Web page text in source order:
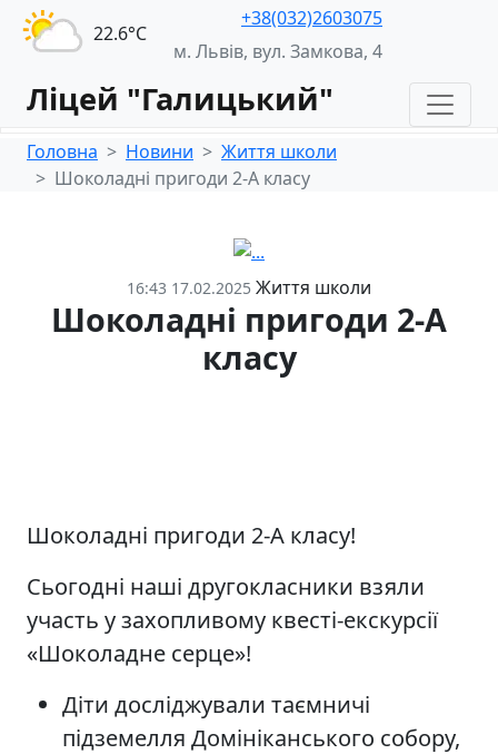
22.6°С
+38(032)2603075
м. Львів, вул. Замкова, 4
Ліцей "Галицький"
Головна Новини
Життя школи
Шоколадні пригоди 2-А класу
16:43 17.02.2025 Життя школи
Шоколадні пригоди 2-А
класу
Шоколадні пригоди 2-А класу!
Сьогодні наші другокласники взяли
участь у захопливому квесті-екскурсії
«Шоколадне серце»!
Діти досліджували таємничі
підземелля Домініканського собору,